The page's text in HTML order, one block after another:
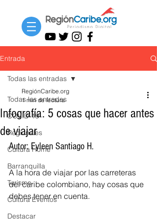
Entrada
Todas las entradas
COVID-19
Regionales
Cultura Home
Barranquilla
Turismo
Cultura Eventos
Destacar
Todas las entradas
Infografía: 5 cosas que hacer antes
de viajar
RegiónCaribe.org
1 min de lectura
Autor: Eyleen Santiago H.
A la hora de viajar por las carreteras
del caribe colombiano, hay cosas que
debes tener en cuenta.